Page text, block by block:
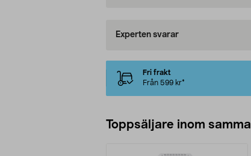
Experten svarar
Fri frakt
Från 599 kr*
Toppsäljare inom